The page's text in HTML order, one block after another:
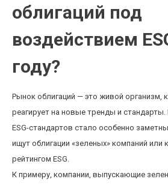
облигаций под
воздействием
году?
Рынок облигаций — это живой организм,
реагирует на новые тренды и стандарты.
ESG-стандартов стало особенно
ищут облигации «зеленых» компаний или
рейтингом ESG.
К примеру, компании, выпускающие